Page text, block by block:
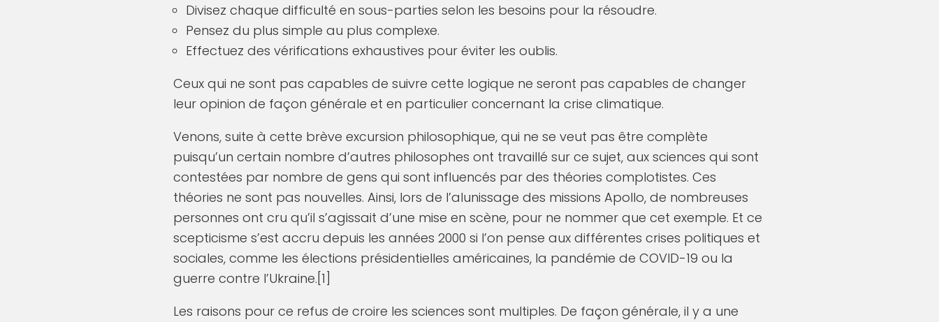
Divisez chaque difficulté en sous-parties selon les besoins pour la résoudre.
Pensez du plus simple au plus complexe.
Effectuez des vérifications exhaustives pour éviter les oublis.
Ceux qui ne sont pas capables de suivre cette logique ne seront pas capables de changer
leur opinion de façon générale et en particulier concernant la crise climatique.
Venons, suite à cette brève excursion philosophique, qui ne se veut pas être complète
puisqu’un certain nombre d’autres philosophes ont travaillé sur ce sujet, aux sciences qui sont
contestées par nombre de gens qui sont influencés par des théories complotistes. Ces
théories ne sont pas nouvelles. Ainsi, lors de l’alunissage des missions Apollo, de nombreuses
personnes ont cru qu’il s’agissait d’une mise en scène, pour ne nommer que cet exemple. Et ce
scepticisme s’est accru depuis les années 2000 si l’on pense aux différentes crises politiques et
sociales, comme les élections présidentielles américaines, la pandémie de COVID-19 ou la
guerre contre l’Ukraine.[1]
Les raisons pour ce refus de croire les sciences sont multiples. De façon générale, il y a une